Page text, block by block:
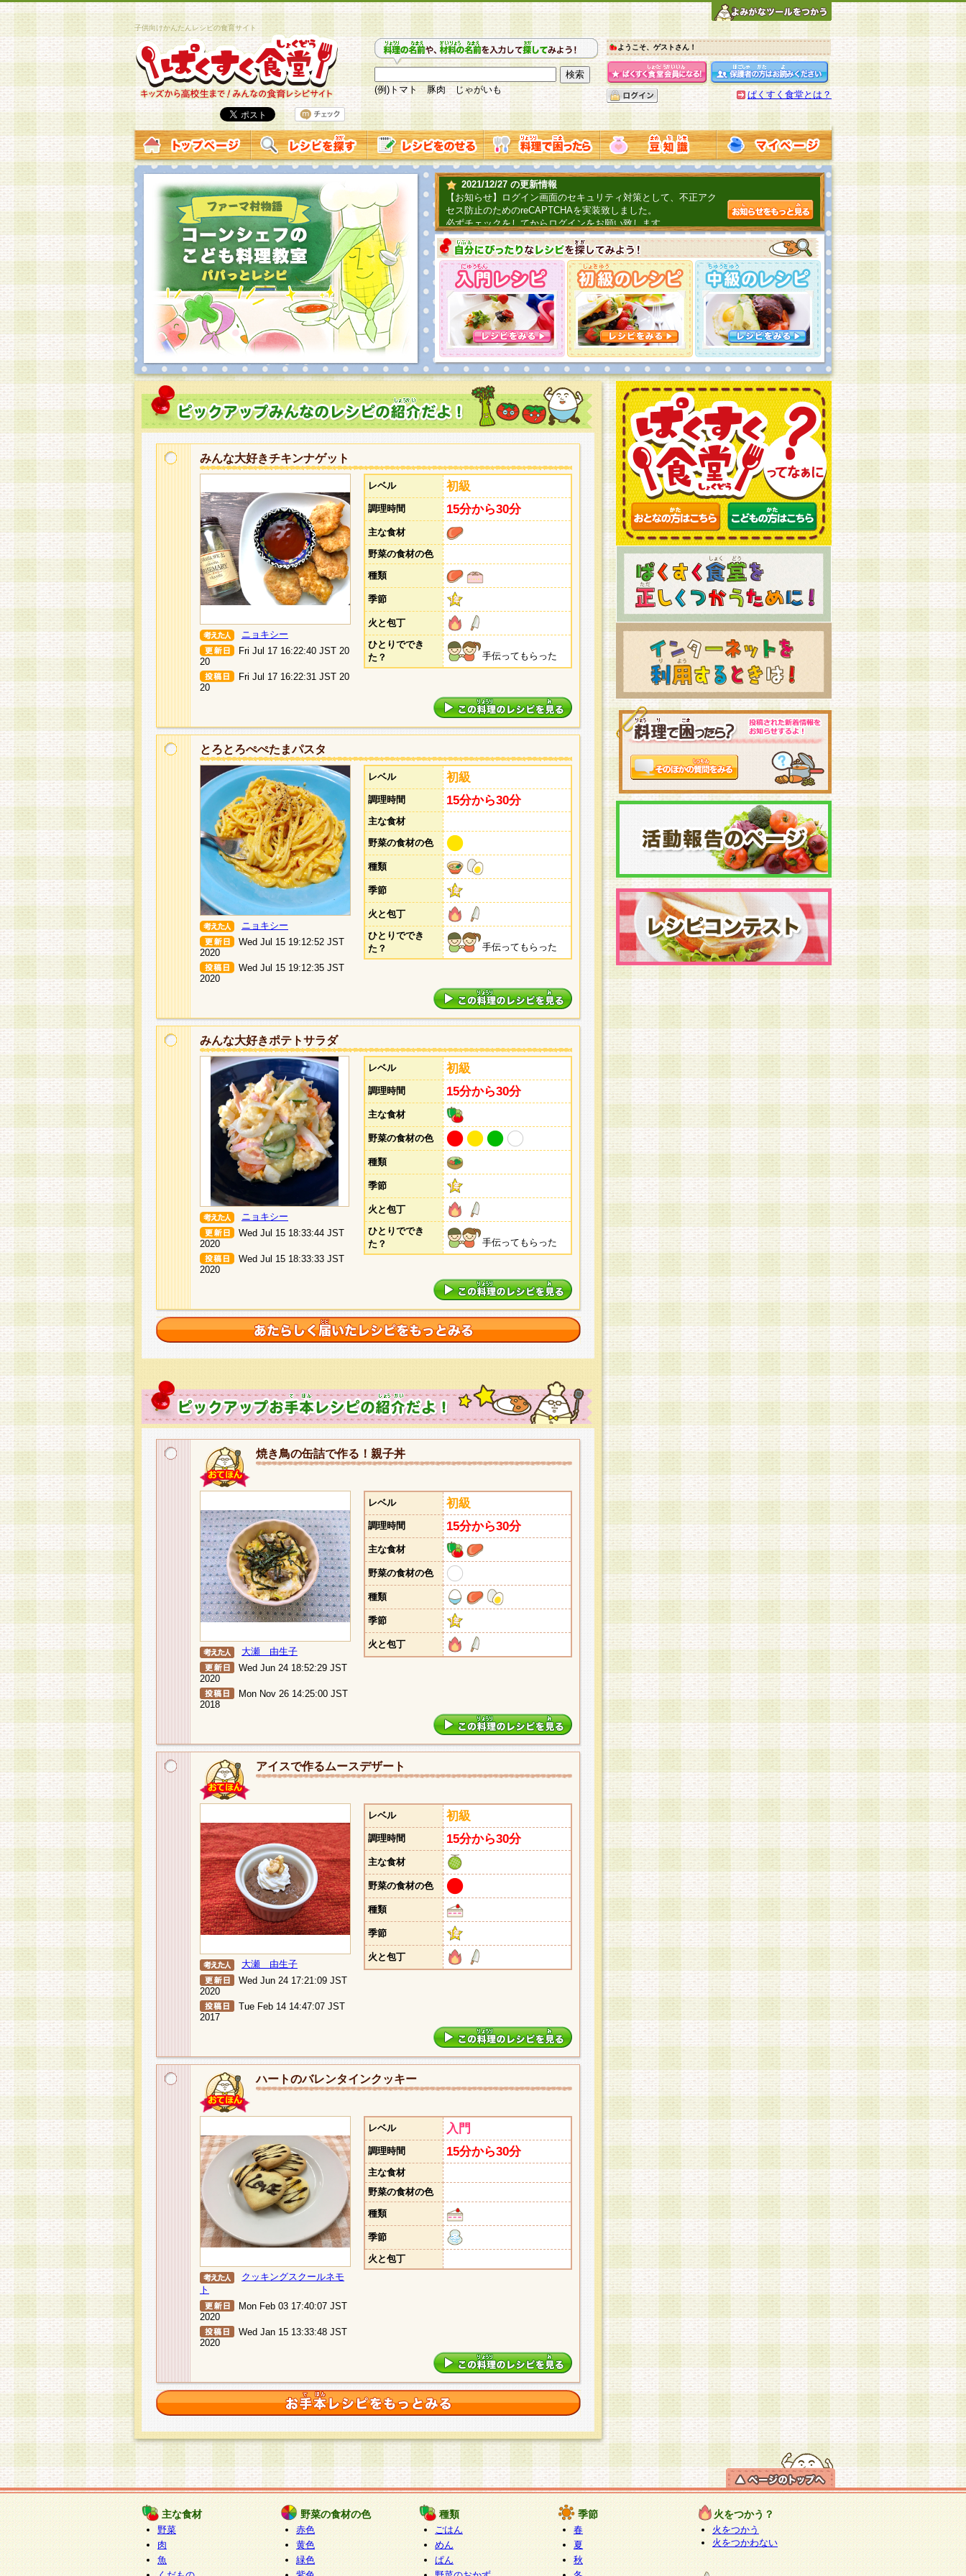
子供向けかんたんレシピの食育サイト
(例)トマト 豚肉 じゃがいも
ようこそ、ゲストさん！
ぱくすく食堂とは？
2021/12/27 の更新情報
【お知らせ】ログイン画面のセキュリティ対策として、不正アク
セス防止のためのreCAPTCHAを実装致しました。
必ずチェックをしてからログインをお願い致します。
2019/06/04 の更新情報
ファーマ村からコーンシェフが簡単レシピを紹介するよ！こちら
2018/07/01 の更新情報
チャレンジ企画第三弾！お母さん、お父さんへ日頃の感謝をこめ
てごはんを作ろう！は終了致しました。たくさんの投稿、ありが
とうございました。次回企画もお楽しみに！
みんな大好きチキンナゲット
ニョキシー
Fri Jul 17 16:22:40 JST 20
20
Fri Jul 17 16:22:31 JST 20
20
レベル 初級
調理時間 15分から30分
主な食材
野菜の食材の色
種類
季節
火と包丁
ひとりででき
た？
手伝ってもらった
とろとろぺぺたまパスタ
ニョキシー
Wed Jul 15 19:12:52 JST
2020
Wed Jul 15 19:12:35 JST
2020
レベル 初級
調理時間 15分から30分
主な食材
野菜の食材の色
種類
季節
火と包丁
ひとりででき
た？
手伝ってもらった
みんな大好きポテトサラダ
ニョキシー
Wed Jul 15 18:33:44 JST
2020
Wed Jul 15 18:33:33 JST
2020
レベル 初級
調理時間 15分から30分
主な食材
野菜の食材の色
種類
季節
火と包丁
ひとりででき
た？
手伝ってもらった
焼き鳥の缶詰で作る！親子丼
大瀬 由生子
Wed Jun 24 18:52:29 JST
2020
Mon Nov 26 14:25:00 JST
2018
レベル 初級
調理時間 15分から30分
主な食材
野菜の食材の色
種類
季節
火と包丁
アイスで作るムースデザート
大瀬 由生子
Wed Jun 24 17:21:09 JST
2020
Tue Feb 14 14:47:07 JST
2017
レベル 初級
調理時間 15分から30分
主な食材
野菜の食材の色
種類
季節
火と包丁
ハートのバレンタインクッキー
クッキングスクールネモ
ト
Mon Feb 03 17:40:07 JST
2020
Wed Jan 15 13:33:48 JST
2020
レベル 入門
調理時間 15分から30分
主な食材
野菜の食材の色
種類
季節
火と包丁
主な食材
野菜
肉
魚
野菜の食材の色
赤色
黄色
緑色
種類
ごはん
めん
ぱん
季節
春
夏
秋
火をつかう？
火をつかう
火をつかわない